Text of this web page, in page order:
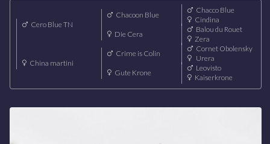
Cero Blue TN
Chacoon Blue
Chacco Blue
Cindina
Die Cera
Balou du Rouet
Zera
China martini
Crime is Colin
Cornet Obolensky
Urera
Gute Krone
Leovisto
Kaiserkrone